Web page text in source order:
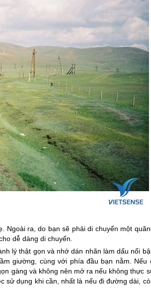
Ngoài ra, do bạn sẽ phải di chuyển một
dễ dàng di chuyển.
lý thật gọn và nhớ dán nhãn làm dấu nổi
giường, cùng với phía đầu bạn nằm. Nếu
gàng và không nên mở ra nếu không thực
sử dụng khi cần, nhất là nếu đi đường dài,